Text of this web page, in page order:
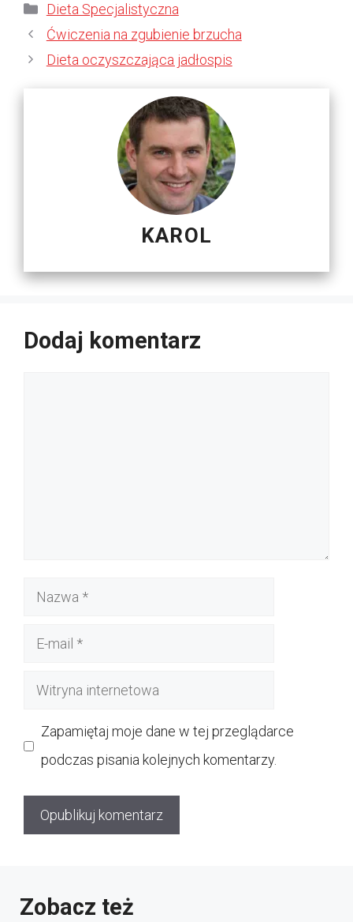
Kategorie
Dieta Specjalistyczna
Ćwiczenia na zgubienie brzucha
Dieta oczyszczająca jadłospis
KAROL
Dodaj komentarz
Nazwa
Witryna
Zapamiętaj moje dane w tej przeglądarce
podczas pisania kolejnych komentarzy.
Zobacz też